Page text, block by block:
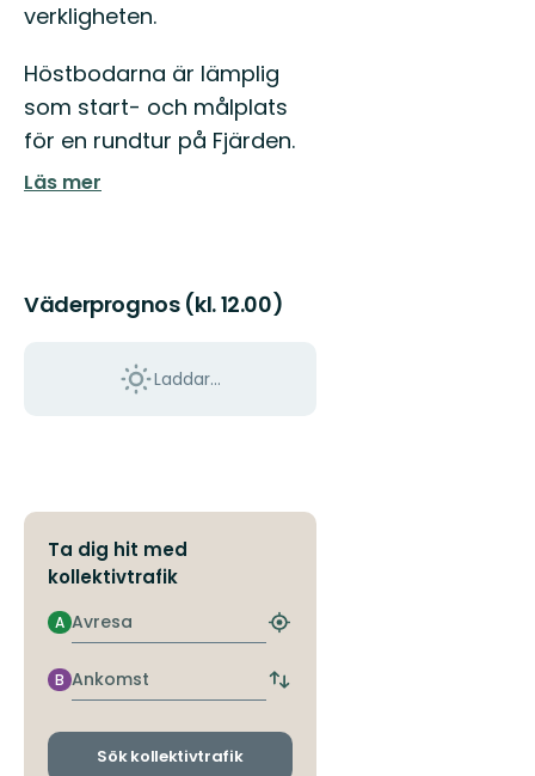
verkligheten.
Höstbodarna är lämplig
som start- och målplats
för en rundtur på Fjärden.
Läs mer
Väderprognos (kl. 12.00)
Laddar...
Ta dig hit med
kollektivtrafik
Avresa
A
Hitta
hållplats
Ankomst
B
Byt
och
Sök kollektivtrafik